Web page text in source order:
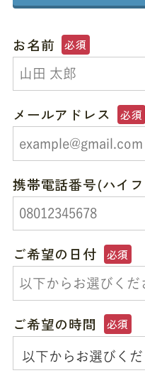
お名前 必須
メールアドレス 必須
携帯電話番号(ハイ
ご希望の日付 必須
ご希望の時間 必須